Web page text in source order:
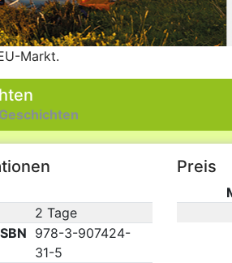
Markt.
2 Tage
978-3-907424-
31-5
Preis